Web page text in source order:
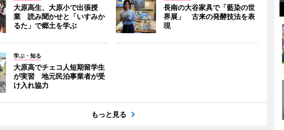
大原高生、大原小で出張授
業 読み聞かせと「いすみか
るた」で郷土を学ぶ
長南の大谷家具で「藍染の世
界展」 古来の発酵技法を表
現
学ぶ・知る
大原高でチェコ人短期留学生
が実習 地元民泊事業者が受
け入れ協力
もっと見る